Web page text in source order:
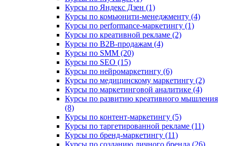
Курсы по Яндекс Дзен (1)
Курсы по комьюнити-менеджменту (4)
Курсы по performance-маркетингу (1)
Курсы по креативной рекламе (2)
Курсы по B2B-продажам (4)
Курсы по SMM (20)
Курсы по SEO (15)
Курсы по нейромаркетингу (6)
Курсы по медицинскому маркетингу (2)
Курсы по маркетинговой аналитике (4)
Курсы по развитию креативного мышления
(8)
Курсы по контент-маркетингу (5)
Курсы по таргетированной рекламе (11)
Курсы по бренд-маркетингу (11)